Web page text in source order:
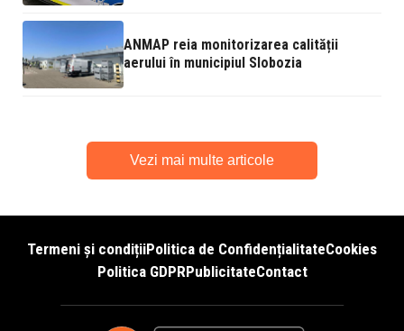
ANMAP reia monitorizarea calității
aerului în municipiul Slobozia
Vezi mai multe articole
Termeni și condițiiPolitica de ConfidențialitateCookies
Politica GDPRPublicitateContact